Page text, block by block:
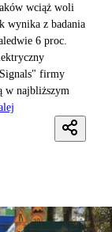
wciąż woli
wynika z badania
6 proc.
firmy
w najbliższym